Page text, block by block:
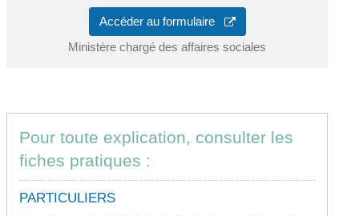
Accéder au formulaire
Ministère chargé des affaires sociales
Pour toute explication, consulter les
fiches pratiques :
PARTICULIERS